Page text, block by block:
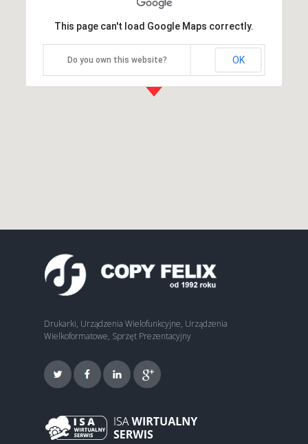
This page can't load Google Maps correctly.
Do you own this website? OK
Drukarki, Urządzenia Wielofunkcyjne, Urządzenia
Wielkoformatowe, Sprzęt Prezentacyjny